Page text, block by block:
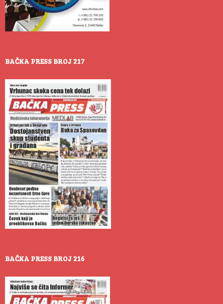
BAČKA PRESS BROJ 217
BAČKA PRESS BROJ 216